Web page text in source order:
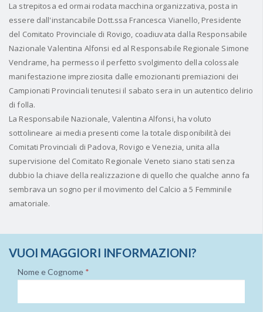
La strepitosa ed ormai rodata macchina organizzativa, posta in
essere dall'instancabile Dott.ssa Francesca Vianello, Presidente
del Comitato Provinciale di Rovigo, coadiuvata dalla Responsabile
Nazionale Valentina Alfonsi ed al Responsabile Regionale Simone
Vendrame, ha permesso il perfetto svolgimento della colossale
manifestazione impreziosita dalle emozionanti premiazioni dei
Campionati Provinciali tenutesi il sabato sera in un autentico delirio
di folla.
La Responsabile Nazionale, Valentina Alfonsi, ha voluto
sottolineare ai media presenti come la totale disponibilità dei
Comitati Provinciali di Padova, Rovigo e Venezia, unita alla
supervisione del Comitato Regionale Veneto siano stati senza
dubbio la chiave della realizzazione di quello che qualche anno fa
sembrava un sogno per il movimento del Calcio a 5 Femminile
amatoriale.
VUOI MAGGIORI INFORMAZIONI?
Nome e Cognome *